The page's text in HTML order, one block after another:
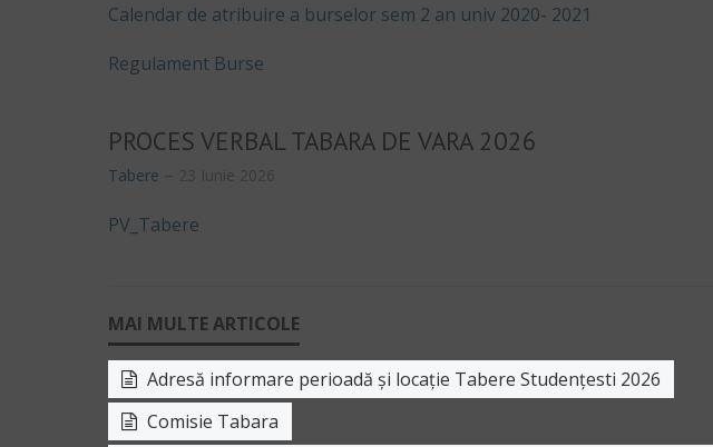
Calendar de atribuire a burselor sem 2 an univ 2020- 2021
Regulament Burse
PROCES VERBAL TABARA DE VARA 2026
Tabere
PV_Tabere
Adresă informare perioadă și locație Tabere Studențesti 2026
Comisie Tabara